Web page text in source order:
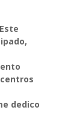
dedico